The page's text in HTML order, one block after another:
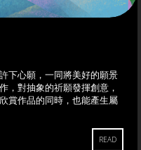
下心願，一同將美好的願景
，對抽象的祈願發揮創意，
賞作品的同時，也能產生屬
READ